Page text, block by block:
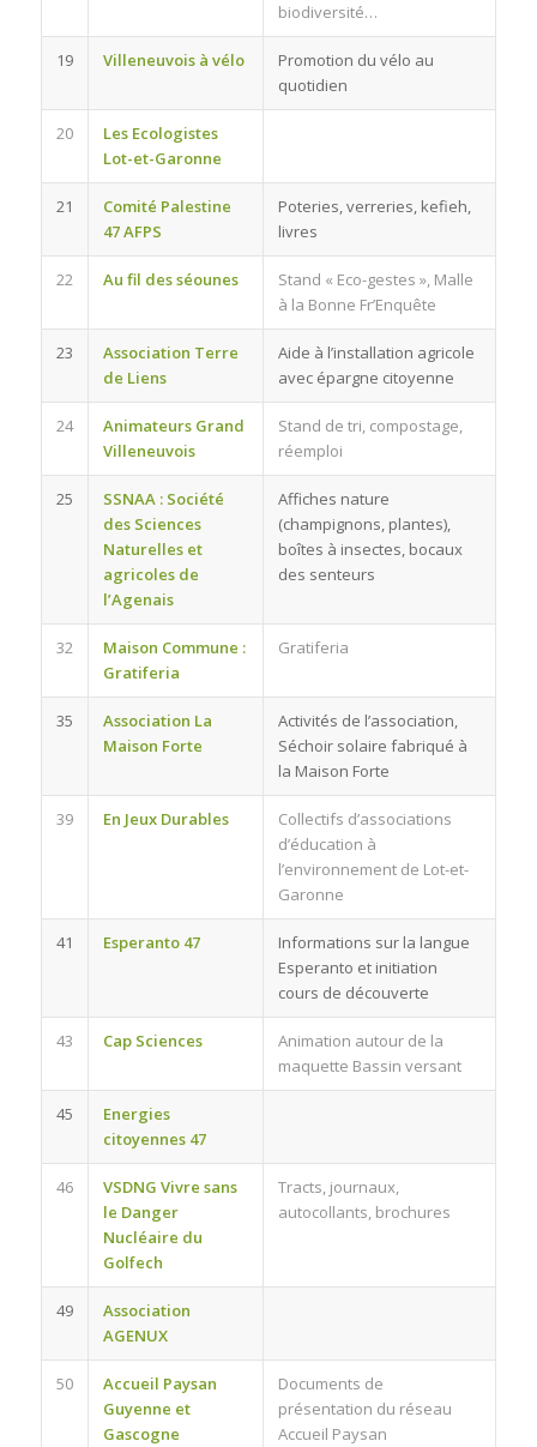
biodiversité…
19 Villeneuvois à vélo
Promotion du vélo au
quotidien
20
Les Ecologistes
Lot-et-Garonne
21
Comité Palestine
47 AFPS
Poteries, verreries, kefieh,
livres
22 Au fil des séounes
Stand « Eco-gestes », Malle
à la Bonne Fr’Enquête
23
Association Terre
de Liens
Aide à l’installation agricole
avec épargne citoyenne
24
Animateurs Grand
Villeneuvois
Stand de tri, compostage,
réemploi
25
SSNAA : Société
des Sciences
Naturelles et
agricoles de
l’Agenais
Affiches nature
(champignons, plantes),
boîtes à insectes, bocaux
des senteurs
32
Maison Commune :
Gratiferia
Gratiferia
35
Association La
Maison Forte
Activités de l’association,
Séchoir solaire fabriqué à
la Maison Forte
39 En Jeux Durables
Collectifs d’associations
d’éducation à
l’environnement de Lot-et-
Garonne
41 Esperanto 47
Informations sur la langue
Esperanto et initiation
cours de découverte
43 Cap Sciences
Animation autour de la
maquette Bassin versant
45
Energies
citoyennes 47
46
VSDNG Vivre sans
le Danger
Nucléaire du
Golfech
Tracts, journaux,
autocollants, brochures
49
Association
AGENUX
50
Accueil Paysan
Guyenne et
Gascogne
Documents de
présentation du réseau
Accueil Paysan